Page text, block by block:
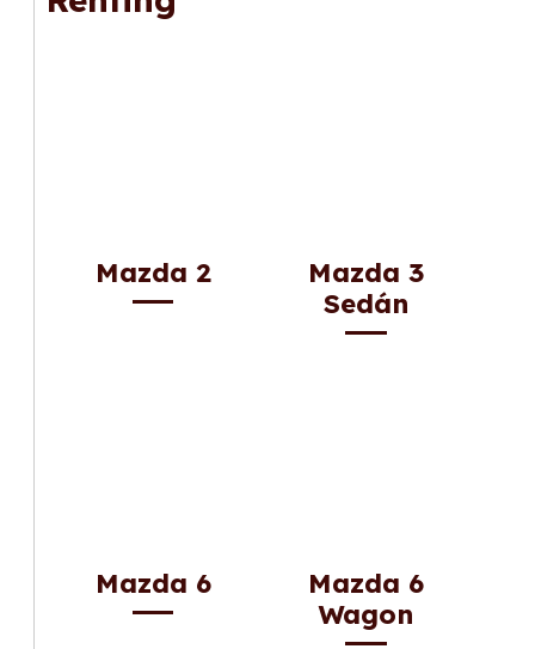
Mazda 2
Mazda 3
Sedán
Mazda 6
Mazda 6
Wagon